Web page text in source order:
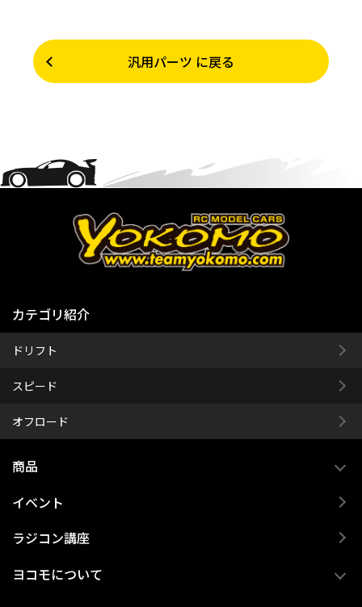
汎用パーツ に戻る
カテゴリ紹介
ドリフト
スピード
オフロード
商品
イベント
ラジコン講座
ヨコモについて